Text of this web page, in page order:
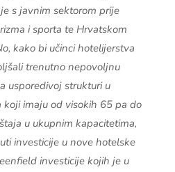
s javnim sektorom prije
i sporta te Hrvatskom
kako bi učinci hotelijerstva
trenutno nepovoljnu
usporedivoj strukturi u
imaju od visokih 65 pa do
u ukupnim kapacitetima,
investicije u nove hotelske
investicije kojih je u